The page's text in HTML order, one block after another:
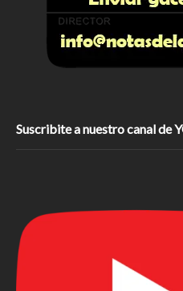
Suscribite a nuestro canal de